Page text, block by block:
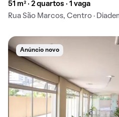
51 m² · 2 quartos · 1 vaga
Rua São Marcos, Centro ·
Anúncio novo